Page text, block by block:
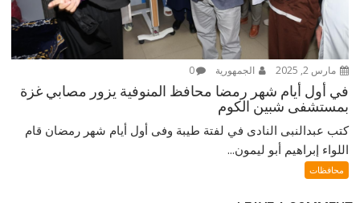
مارس 2, 2025 الجمهورية 0
في أول أيام شهر رمضا محافظ المنوفية يزور مصابي غزة
بمستشفى شبين الكوم
كتب عبدالنبى النادى في لفتة طيبة وفى أول أيام شهر رمضان قام
اللواء إبراهيم أبو ليمون...
محافظات